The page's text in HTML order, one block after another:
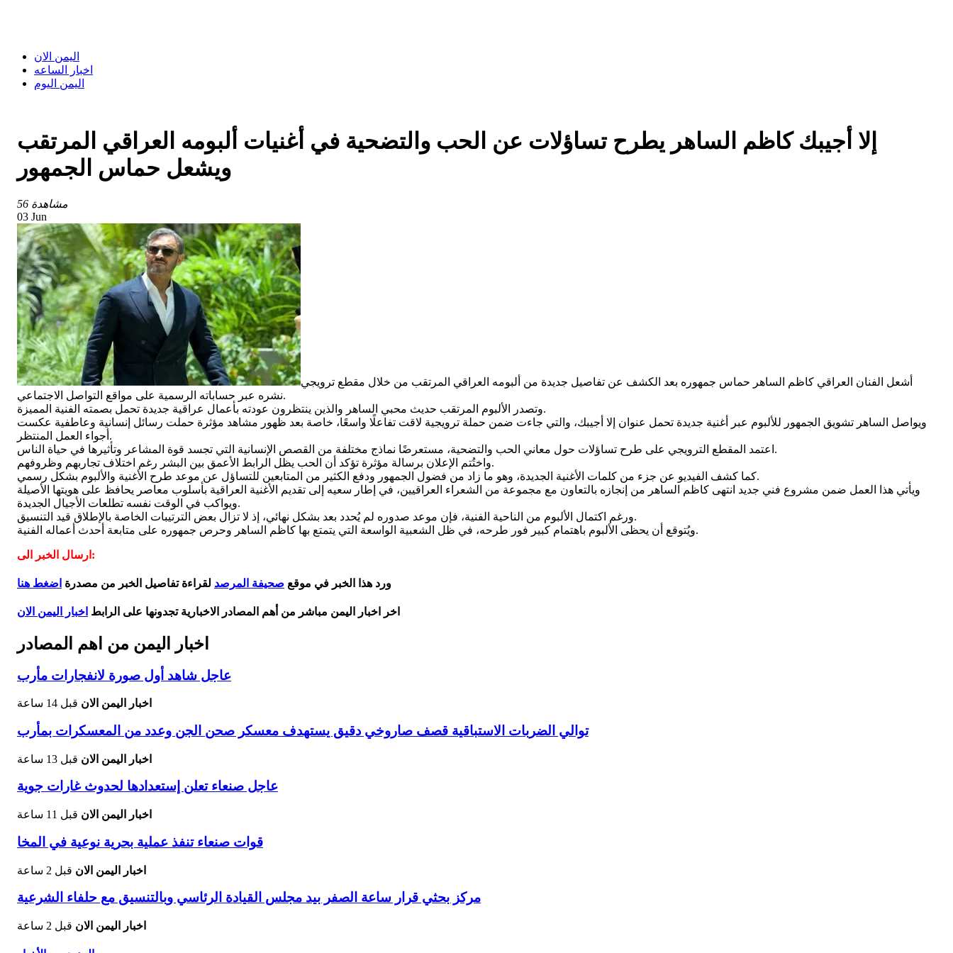
اليمن الان
اخبار الساعه
اليمن اليوم
إلا أجيبك كاظم الساهر يطرح تساؤلات عن الحب والتضحية في أغنيات ألبومه العراقي المرتقب
ويشعل حماس الجمهور
56 مشاهدة
03 Jun
أشعل الفنان العراقي كاظم الساهر حماس جمهوره بعد الكشف عن تفاصيل جديدة من ألبومه العراقي المرتقب من خلال مقطع ترويجي
نشره عبر حساباته الرسمية على مواقع التواصل الاجتماعي.
وتصدر الألبوم المرتقب حديث محبي الساهر والذين ينتظرون عودته بأعمال عراقية جديدة تحمل بصمته الفنية المميزة.
ويواصل الساهر تشويق الجمهور للألبوم عبر أغنية جديدة تحمل عنوان إلا أجيبك، والتي جاءت ضمن حملة ترويجية لاقت تفاعلًا واسعًا، خاصة بعد ظهور مشاهد مؤثرة حملت رسائل إنسانية وعاطفية عكست
أجواء العمل المنتظر.
اعتمد المقطع الترويجي على طرح تساؤلات حول معاني الحب والتضحية، مستعرضًا نماذج مختلفة من القصص الإنسانية التي تجسد قوة المشاعر وتأثيرها في حياة الناس.
واختُتم الإعلان برسالة مؤثرة تؤكد أن الحب يظل الرابط الأعمق بين البشر رغم اختلاف تجاربهم وظروفهم.
كما كشف الفيديو عن جزء من كلمات الأغنية الجديدة، وهو ما زاد من فضول الجمهور ودفع الكثير من المتابعين للتساؤل عن موعد طرح الأغنية والألبوم بشكل رسمي.
ويأتي هذا العمل ضمن مشروع فني جديد انتهى كاظم الساهر من إنجازه بالتعاون مع مجموعة من الشعراء العراقيين، في إطار سعيه إلى تقديم الأغنية العراقية بأسلوب معاصر يحافظ على هويتها الأصيلة
ويواكب في الوقت نفسه تطلعات الأجيال الجديدة.
ورغم اكتمال الألبوم من الناحية الفنية، فإن موعد صدوره لم يُحدد بعد بشكل نهائي، إذ لا تزال بعض الترتيبات الخاصة بالإطلاق قيد التنسيق.
ويُتوقع أن يحظى الألبوم باهتمام كبير فور طرحه، في ظل الشعبية الواسعة التي يتمتع بها كاظم الساهر وحرص جمهوره على متابعة أحدث أعماله الفنية.
ارسال الخبر الى:
ورد هذا الخبر في موقع صحيفة المرصد لقراءة تفاصيل الخبر من مصدرة اضغط هنا
اخر اخبار اليمن مباشر من أهم المصادر الاخبارية تجدونها على الرابط اخبار اليمن الان
اخبار اليمن من اهم المصادر
عاجل شاهد أول صورة لانفجارات مأرب
اخبار اليمن الان قبل 14 ساعة
توالي الضربات الاستباقية قصف صاروخي دقيق يستهدف معسكر صحن الجن وعدد من المعسكرات بمأرب
اخبار اليمن الان قبل 13 ساعة
عاجل صنعاء تعلن إستعدادها لحدوث غارات جوية
اخبار اليمن الان قبل 11 ساعة
قوات صنعاء تنفذ عملية بحرية نوعية في المخا
اخبار اليمن الان قبل 2 ساعة
مركز بحثي قرار ساعة الصفر بيد مجلس القيادة الرئاسي وبالتنسيق مع حلفاء الشرعية
اخبار اليمن الان قبل 2 ساعة